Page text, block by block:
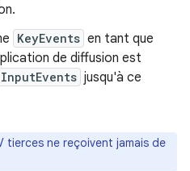
KeyEvents en tant que
de diffusion est
InputEvents jusqu'à ce
tierces ne reçoivent jamais de